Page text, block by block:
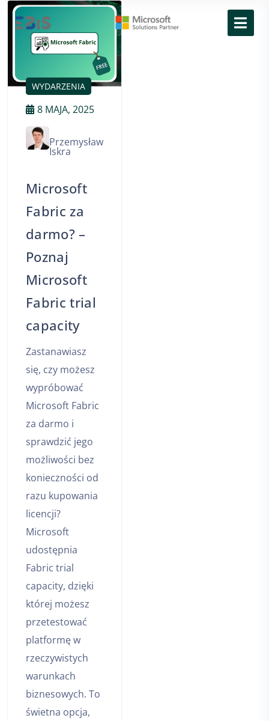
EDUKACJA
WYDARZENIA
8 MAJA, 2025
Przemysław
Iskra
Microsoft
Fabric za
darmo? –
Poznaj
Microsoft
Fabric trial
capacity
Zastanawiasz
się, czy możesz
wypróbować
Microsoft Fabric
za darmo i
sprawdzić jego
możliwości bez
konieczności od
razu kupowania
licencji?
Microsoft
udostępnia
Fabric trial
capacity, dzięki
której możesz
przetestować
platformę w
rzeczywistych
warunkach
biznesowych. To
świetna opcja,